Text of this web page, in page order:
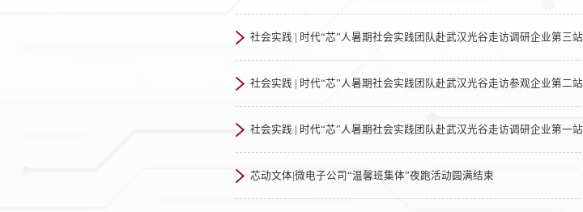
社会实践 | 时代“芯”人暑期社会实践团队赴武汉光谷走访调研企业第三站
社会实践 | 时代“芯”人暑期社会实践团队赴武汉光谷走访参观企业第二站
社会实践 | 时代“芯”人暑期社会实践团队赴武汉光谷走访调研企业第一站
芯动文体|微电子公司“温馨班集体”夜跑活动圆满结束